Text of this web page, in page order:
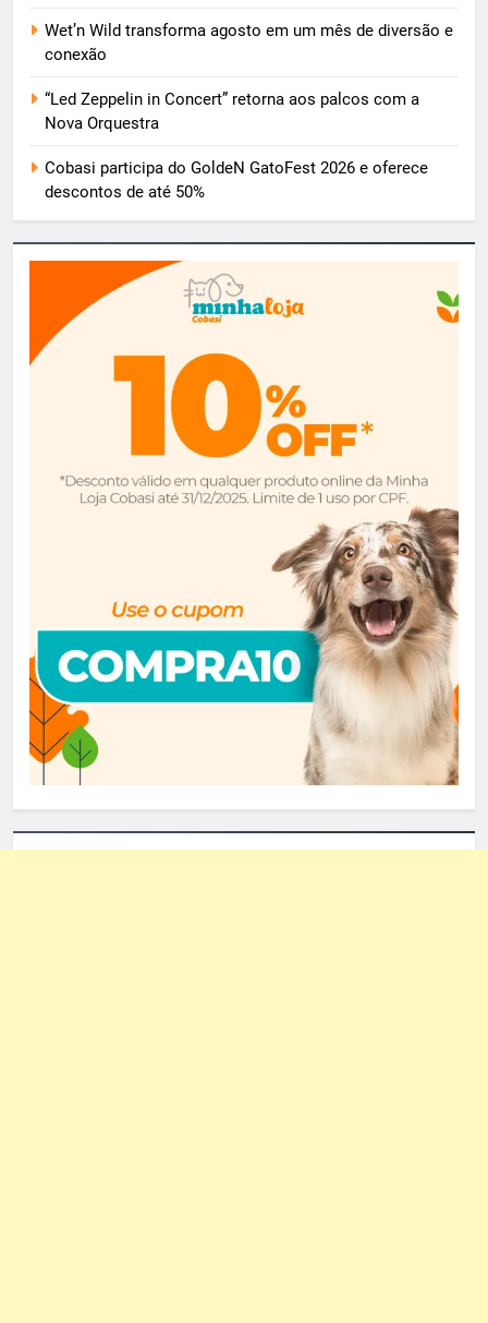
Wet’n Wild transforma agosto em um mês de diversão e
conexão
“Led Zeppelin in Concert” retorna aos palcos com a
Nova Orquestra
Cobasi participa do GoldeN GatoFest 2026 e oferece
descontos de até 50%